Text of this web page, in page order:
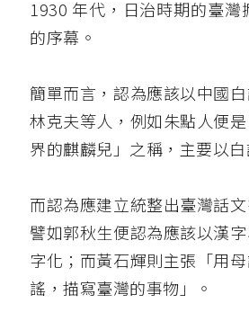
1930 年代，日治時期的臺灣
的序幕。
簡單而言，認為應該以中國
林克夫等人，例如朱點人便
界的麒麟兒」之稱，主要以
而認為應建立統整出臺灣話
譬如郭秋生便認為應該以漢
字化；而黃石輝則主張「用
謠，描寫臺灣的事物」。